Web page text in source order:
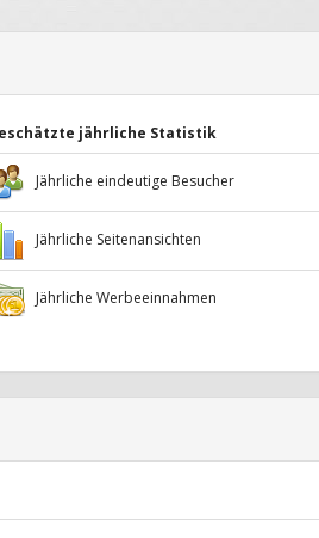
jährliche Statistik
Jährliche eindeutige Besucher
Jährliche Seitenansichten
Jährliche Werbeeinnahmen